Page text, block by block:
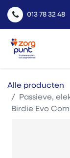
013 78 32 48
Alle producten
Passieve,
Birdie Evo